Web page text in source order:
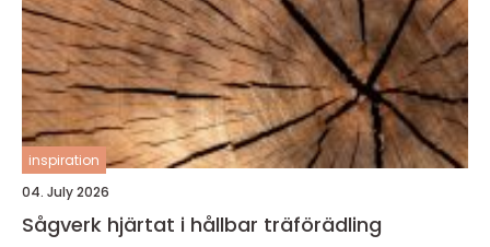
inspiration
04. July 2026
Sågverk hjärtat i hållbar träförädling